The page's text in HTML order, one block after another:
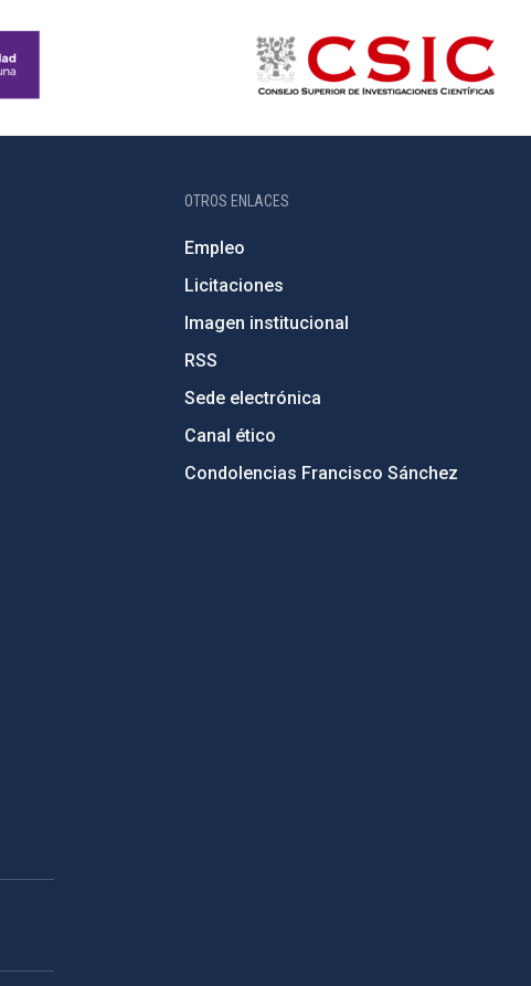
OTROS ENLACES
Empleo
Licitaciones
Imagen institucional
RSS
Sede electrónica
Canal ético
Condolencias Francisco Sánchez